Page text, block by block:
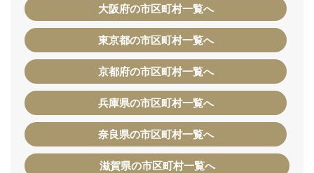
大阪府の市区町村一覧へ
東京都の市区町村一覧へ
京都府の市区町村一覧へ
兵庫県の市区町村一覧へ
奈良県の市区町村一覧へ
滋賀県の市区町村一覧へ